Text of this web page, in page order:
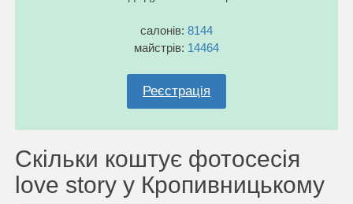
салонів: 8144
майстрів: 14464
Реєстрація
Скільки коштує фотосесія
love story у Кропивницькому